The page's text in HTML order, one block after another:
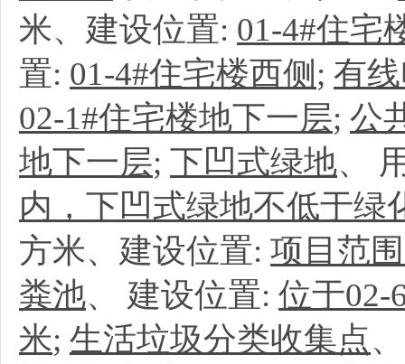
米、建设位置: 01-4#住宅
置: 01-4#住宅楼西侧 ; 有
02-1#住宅楼地下一层; 公
地下一层; 下凹式绿地、
内，下凹式绿地不低于绿
方米、建设位置: 项目范
粪池、 建设位置: 位于02-
米; 生活垃圾分类收集点